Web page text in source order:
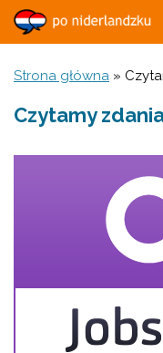
Strona główna »
Czytamy